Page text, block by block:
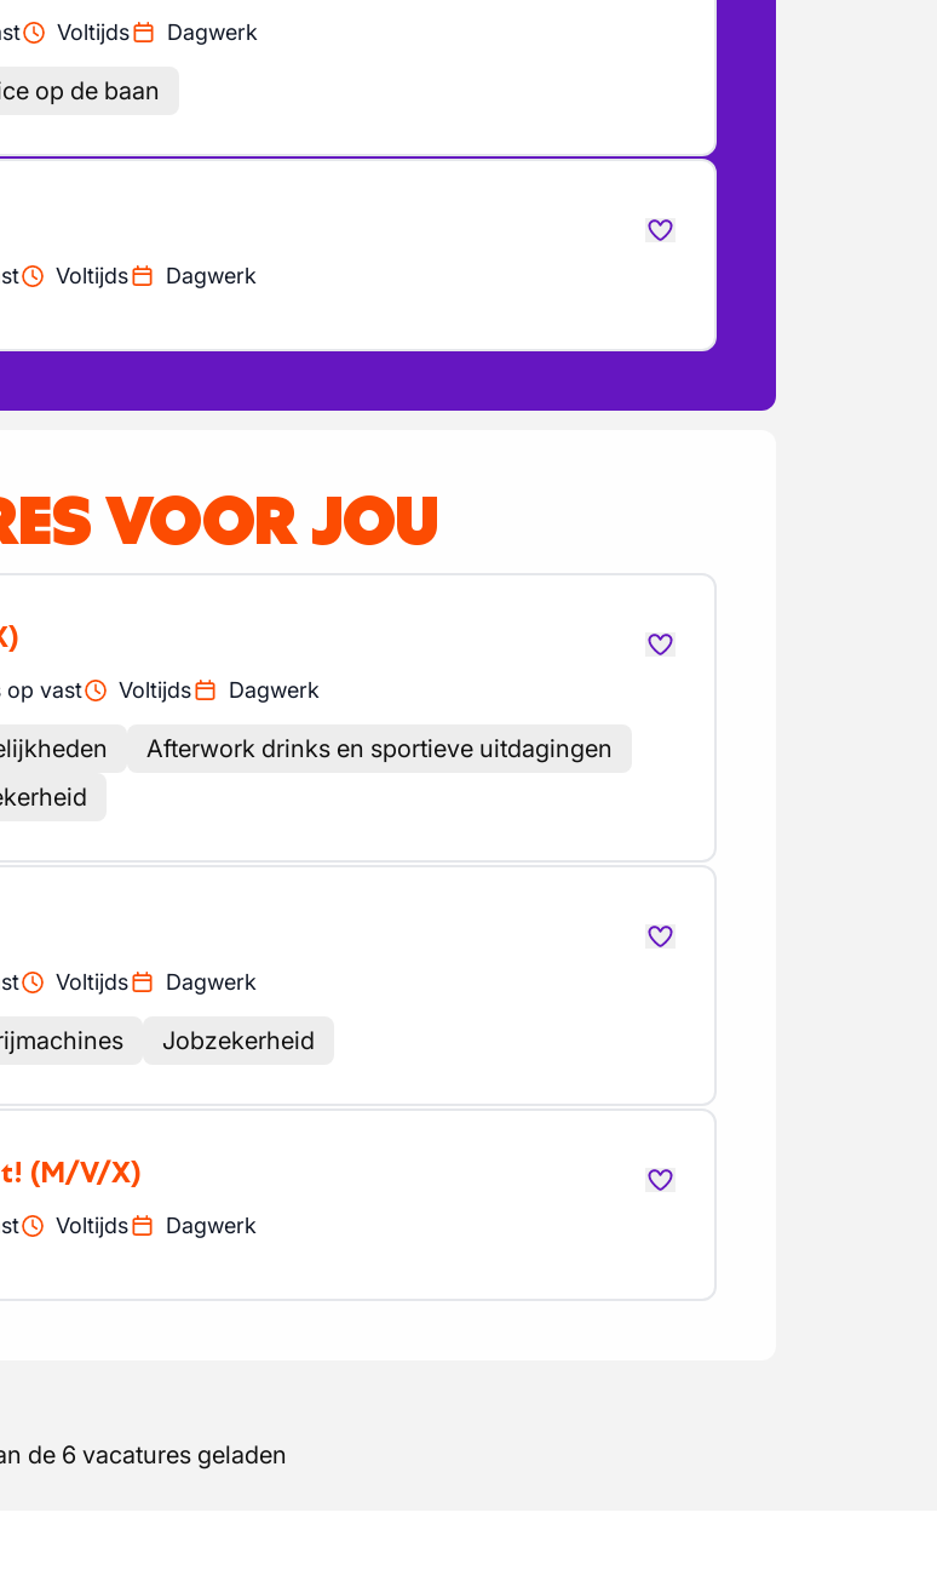
Voltijds Dagwerk
op de baan
Voltijds Dagwerk
VOOR JOU
op vast Voltijds Dagwerk
Afterwork drinks en sportieve uitdagingen
Voltijds Dagwerk
Jobzekerheid
(M/V/X)
Voltijds Dagwerk
de 6 vacatures geladen